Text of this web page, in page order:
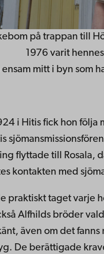
på trappan till
1976 varit
mitt i byn som
i Hitis fick hon följa
flyttade till Rosala,
kontakten med
praktiskt taget varje
Alfhilds bröder
även om det
De berättigade